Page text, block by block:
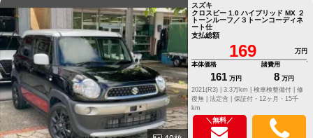
スズキ
クロスビー 1.0 ハイブリッド MX ２
トーンルーフ／３トーンコーディネ
ート仕
支払総額
169
万円
本体価格
161 万円
諸費用
8 万円
2021(R3) |
3.3万km | 検車検整備付 | 修
復無 | 法定含 | 保証付・12ヶ月・15千
km
＼無料／